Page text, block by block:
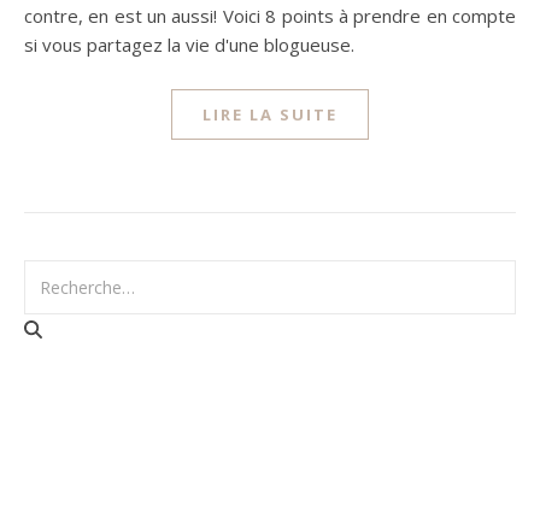
contre, en est un aussi! Voici 8 points à prendre en compte
si vous partagez la vie d'une blogueuse.
LIRE LA SUITE